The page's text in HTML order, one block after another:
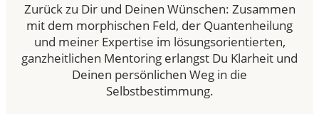
Zurück zu Dir und Deinen Wünschen: Zusammen
mit dem morphischen Feld, der Quantenheilung
und meiner Expertise im lösungsorientierten,
ganzheitlichen Mentoring erlangst Du Klarheit und
Deinen persönlichen Weg in die
Selbstbestimmung.